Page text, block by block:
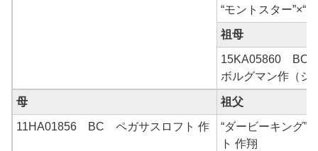
“モントスター”×“
祖母
15KA05860
ボルグマン作（シ
母 祖父
11HA01856 BC ペガサスロフト 作
“ダービーキング
ト 作翔